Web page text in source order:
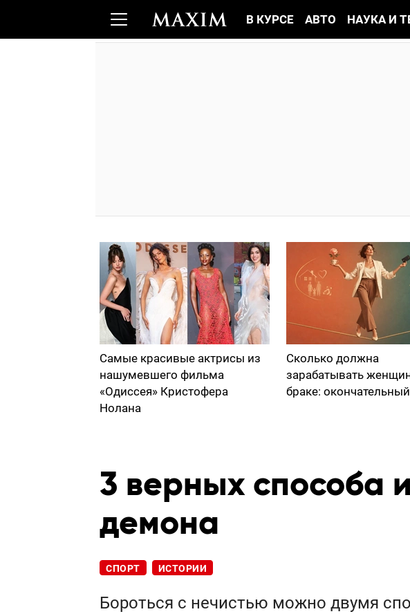
В КУРСЕ АВТО НАУКА И
Самые красивые актрисы из
нашумевшего фильма
«Одиссея» Кристофера
Нолана
Сколько должна
зарабатывать
браке:
3 верных способа
демона
СПОРТ ИСТОРИИ
Бороться с нечистью можно двумя